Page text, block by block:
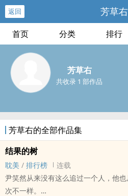
返回 芳草右
首页 分类 排行
芳草右
共收录 1 部作品
芳草右的全部作品集
结果的树
耽美 / 排行榜
连载
尹笑然从来没有这么追过一个人，他
次不一样。